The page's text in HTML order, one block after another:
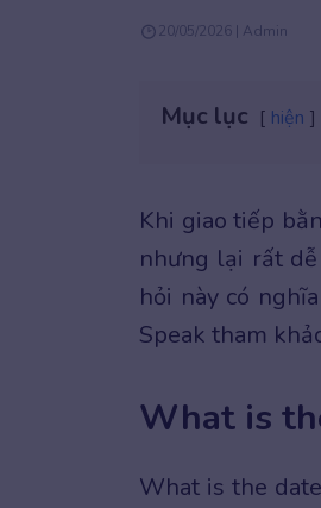
20/05/2026 | Admin
Mục lục hiện
Khi giao tiếp
nhưng lại rất
hỏi này có
Speak tham
What is
What is the